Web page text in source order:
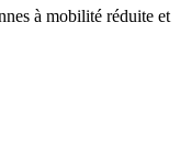
à mobilité réduite et